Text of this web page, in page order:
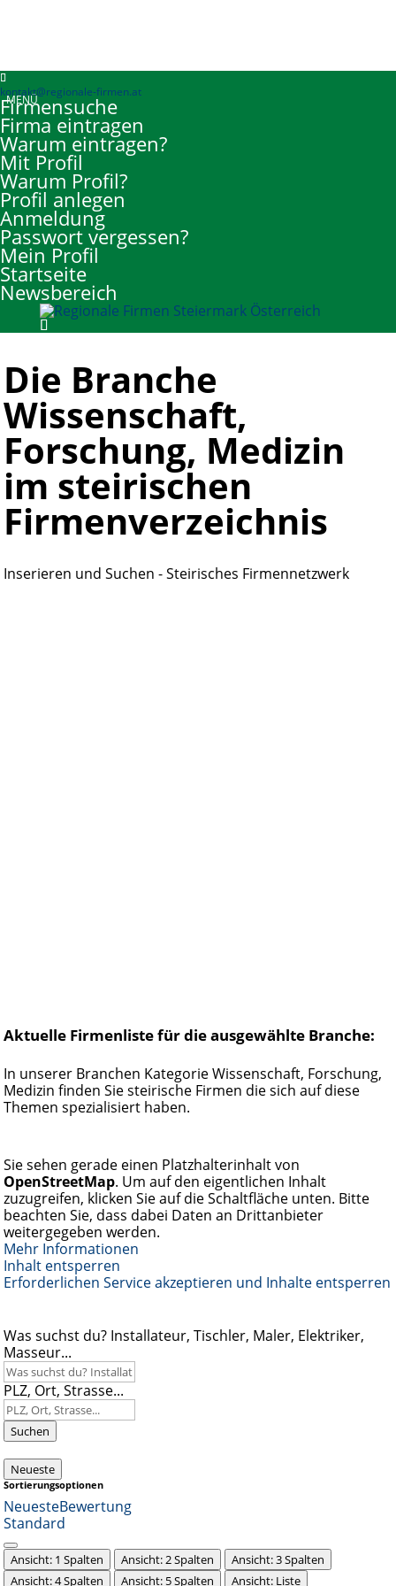
kontakt@regionale-firmen.at
Firmensuche
Firma eintragen
Warum eintragen?
Mit Profil
Warum Profil?
Profil anlegen
Anmeldung
Passwort vergessen?
Mein Profil
Startseite
Newsbereich
Die Branche
Wissenschaft,
Forschung, Medizin
im steirischen
Firmenverzeichnis
Inserieren und Suchen - Steirisches Firmennetzwerk
Aktuelle Firmenliste für die ausgewählte Branche:
In unserer Branchen Kategorie Wissenschaft, Forschung,
Medizin finden Sie steirische Firmen die sich auf diese
Themen spezialisiert haben.
Sie sehen gerade einen Platzhalterinhalt von
OpenStreetMap. Um auf den eigentlichen Inhalt
zuzugreifen, klicken Sie auf die Schaltfläche unten. Bitte
beachten Sie, dass dabei Daten an Drittanbieter
weitergegeben werden.
Mehr Informationen
Inhalt entsperren
Erforderlichen Service akzeptieren und Inhalte entsperren
Was suchst du? Installateur, Tischler, Maler, Elektriker,
Masseur...
PLZ, Ort, Strasse...
Suchen
Neueste
Sortierungsoptionen
NeuesteBewertung
Standard
Ansicht: 1 Spalten Ansicht: 2 Spalten
Ansicht: 3 Spalten
Ansicht: 4 Spalten
Ansicht: 5 Spalten Ansicht: Liste